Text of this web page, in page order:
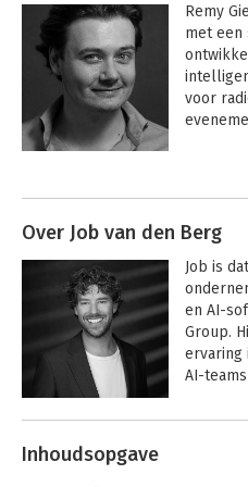
Remy
met een
voor
april
AI op de
Samen
120+
Als co-
van de
Slimmer werken
Over Job van den Berg
Job is
en AI-
Group.
ervaring
AI-
van de
Andere boeken
Berg
Inhoudsopgave